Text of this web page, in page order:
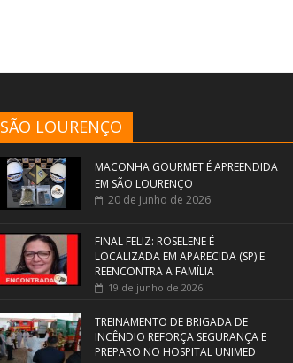
SÃO LOURENÇO
MACONHA GOURMET É APREENDIDA
EM SÃO LOURENÇO
20 de junho de 2026
FINAL FELIZ: ROSELENE É
LOCALIZADA EM APARECIDA (SP) E
REENCONTRA A FAMÍLIA
19 de junho de 2026
TREINAMENTO DE BRIGADA DE
INCÊNDIO REFORÇA SEGURANÇA E
PREPARO NO HOSPITAL UNIMED